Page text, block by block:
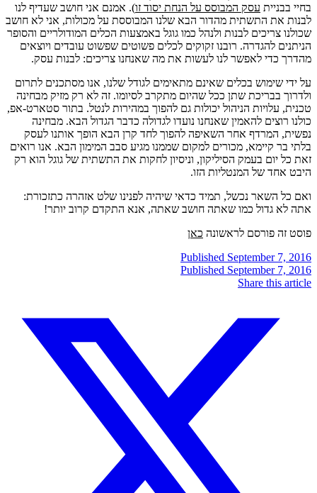
בחיי בבניית עסק המבוסס על הנחת יסוד זו). אמנם אני חושב שעדיף לנו
לבנות את התשתית מהדור הבא שלנו המבוססת על מכולות, אני לא חושב
שכולנו צריכים לבנות ולנהל כמו גוגל באמצעות הכלים המודולריים והסופר
הניתנים להגדרה. רובנו זקוקים לכלים פשוטים שפשוט עובדים ויוצאים
מהדרך כדי לאפשר לנו לעשות את מה שאנחנו צריכים: לבנות עסק.
על ידי שימוש בכלים שאינם מתאימים לגודל שלנו, אנו מסתכנים לתרום
ולדרוך בבריכת שתן ככל שהיום מתקרב לסיומו. זה לא רק מזיק מבחינה
טכנית, עלויות הניהול יכולות גם להפוך במהירות לנטל. בתור סטארט-אפ,
כולנו רוצים להאמין שאנחנו נועדו לגדולה כדבר הגדול הבא. מבחינה
נפשית, המרדף אחר השאיפה להפוך לחד קרן הבא הופך אותנו לעסק
בלתי בר קיימא, מכורים למקום שממנו מגיע סבב המימון הבא. אנו רואים
זאת כל יום בעמק הסיליקון, וניסיון לחקות את התשתית של גוגל הוא רק
היבט אחד של המנטליות הזו.
ואם כל השאר נכשל, תמיד כדאי שיהיה לפנינו שלט אזהרה כתזכורת:
אתה לא גדול כמו שאתה חושב שאתה, אנא התקדם קרוב יותר!
פוסט זה פורסם לראשונה כאן
Published September 7, 2016
Published September 7, 2016
Share this article